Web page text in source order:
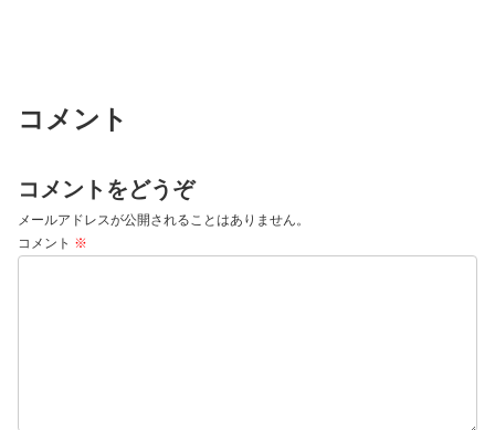
コメント
コメントをどうぞ
メールアドレスが公開されることはありません。
コメント ※